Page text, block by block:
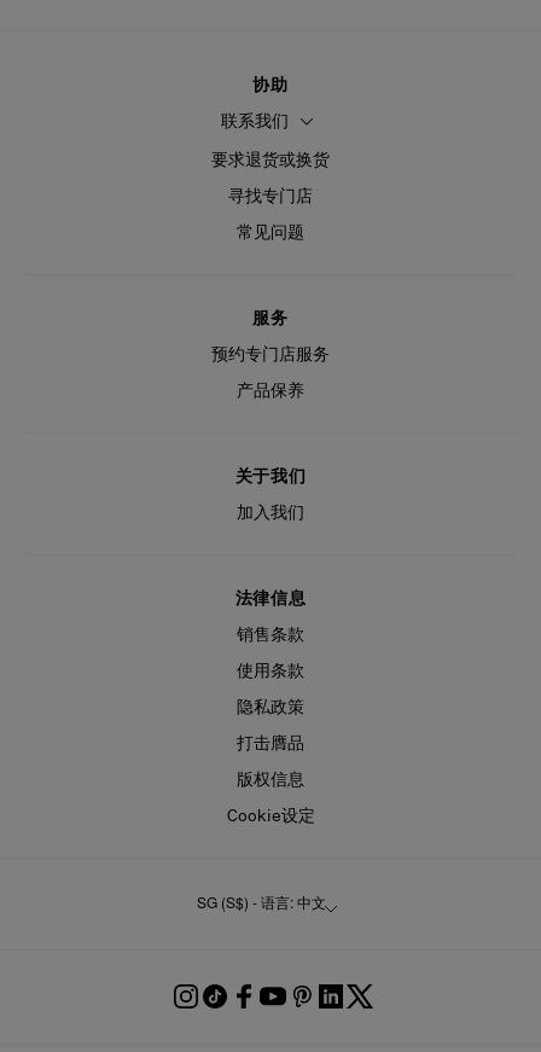
协助
联系我们
要求退货或换货
寻找专门店
常见问题
服务
预约专门店服务
产品保养
关于我们
加入我们
法律信息
销售条款
使用条款
隐私政策
打击膺品
版权信息
Cookie设定
SG (S$) - 语言: 中文